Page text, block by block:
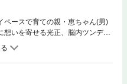
ペースで育ての親・恵ちゃん(男)
想いを寄せる光正、脳内ツンデ
ど…。荒井チェリーが贈る学園ラ